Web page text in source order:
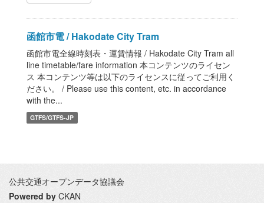
函館市電 / Hakodate City Tram
函館市電全線時刻表・運賃情報 / Hakodate City Tram all
line timetable/fare information 本コンテンツのライセン
ス 本コンテンツ等は以下のライセンスに従ってご利用く
ださい。 / Please use this content, etc. in accordance
with the...
GTFS/GTFS-JP
公共交通オープンデータ協議会
Powered by CKAN